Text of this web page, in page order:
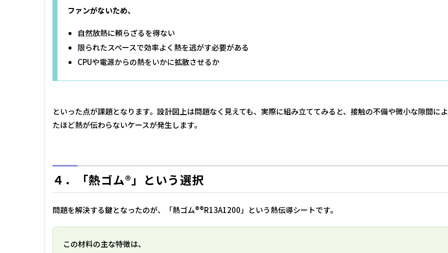
ファンがないため、
自然放熱に頼らざるを得ない
限られたスペースで効率よく熱を逃がす必要がある
CPUや電源からの熱をいかに拡散させるか
といった点が課題となります。設計図上は問題なく見えても、実際に組み立ててみると、接触の不備や微小な隙間に
たほど熱が伝わらないケースが発生します。
４．「熱ゴム®」という選択
問題を解決する鍵となったのが、「熱ゴム®®R13A1200」という熱伝導シートです。
この材料の主な特徴は、